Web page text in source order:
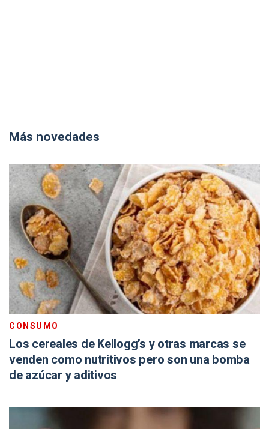
Más novedades
CONSUMO
Los cereales de Kellogg’s y otras marcas se
venden como nutritivos pero son una bomba
de azúcar y aditivos